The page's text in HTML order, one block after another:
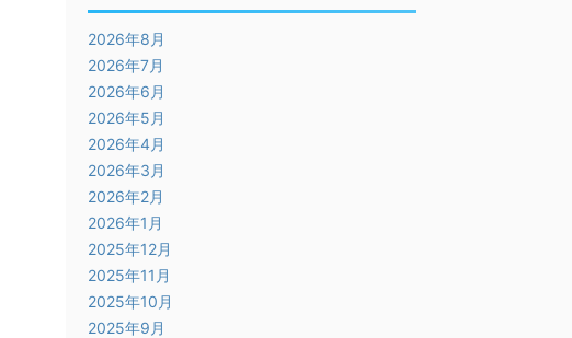
2026年8月
2026年7月
2026年6月
2026年5月
2026年4月
2026年3月
2026年2月
2026年1月
2025年12月
2025年11月
2025年10月
2025年9月